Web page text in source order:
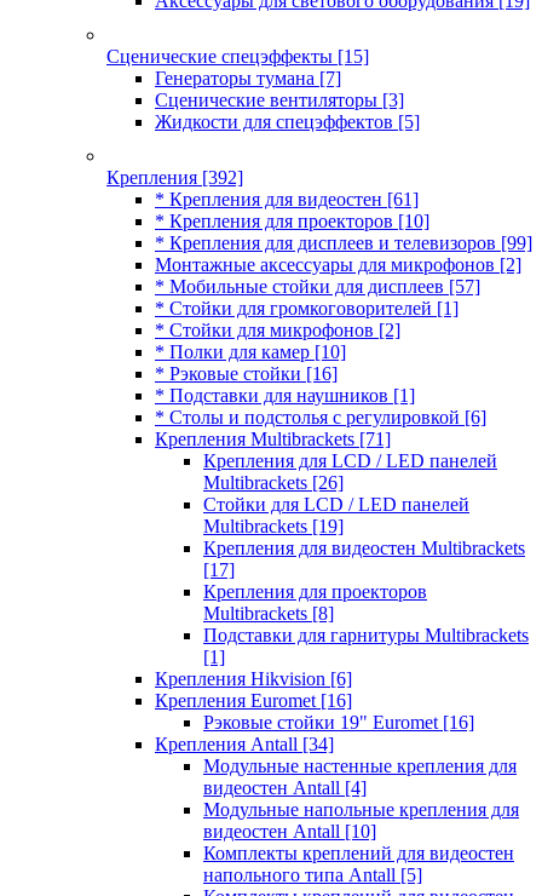
Сценические спецэффекты [15]
Генераторы тумана [7]
Сценические вентиляторы [3]
Жидкости для спецэффектов [5]
Крепления [392]
* Крепления для видеостен [61]
* Крепления для проекторов [10]
* Крепления для дисплеев и телевизоров [99]
Монтажные аксессуары для микрофонов [2]
* Мобильные стойки для дисплеев [57]
* Стойки для громкоговорителей [1]
* Стойки для микрофонов [2]
* Полки для камер [10]
* Рэковые стойки [16]
* Подставки для наушников [1]
* Столы и подстолья с регулировкой [6]
Крепления Multibrackets [71]
Крепления для LCD / LED панелей
Multibrackets [26]
Стойки для LCD / LED панелей
Multibrackets [19]
Крепления для видеостен Multibrackets
[17]
Крепления для проекторов
Multibrackets [8]
Подставки для гарнитуры Multibrackets
[1]
Крепления Hikvision [6]
Крепления Euromet [16]
Рэковые стойки 19" Euromet [16]
Крепления Antall [34]
Модульные настенные крепления для
видеостен Antall [4]
Модульные напольные крепления для
видеостен Antall [10]
Комплекты креплений для видеостен
напольного типа Antall [5]